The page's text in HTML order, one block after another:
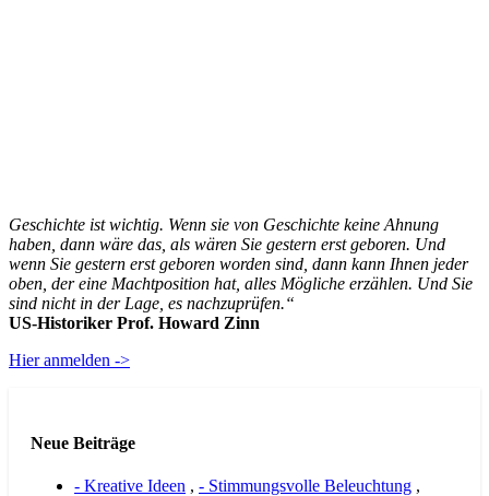
Geschichte ist wichtig. Wenn sie von Geschichte keine Ahnung
haben, dann wäre das, als wären Sie gestern erst geboren. Und
wenn Sie gestern erst geboren worden sind, dann kann Ihnen jeder
oben, der eine Machtposition hat, alles Mögliche erzählen. Und Sie
sind nicht in der Lage, es nachzuprüfen.“
US-Historiker Prof. Howard Zinn
Hier anmelden ->
Neue Beiträge
- Kreative Ideen , - Stimmungsvolle Beleuchtung ,